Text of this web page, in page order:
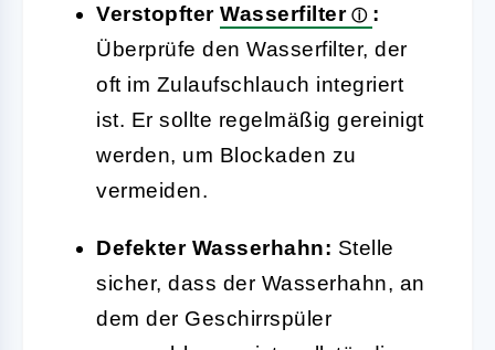
Verstopfter Wasserfilter
:
Überprüfe den Wasserfilter, der
oft im Zulaufschlauch integriert
ist. Er sollte regelmäßig gereinigt
werden, um Blockaden zu
vermeiden.
Defekter Wasserhahn: Stelle
sicher, dass der Wasserhahn, an
dem der Geschirrspüler